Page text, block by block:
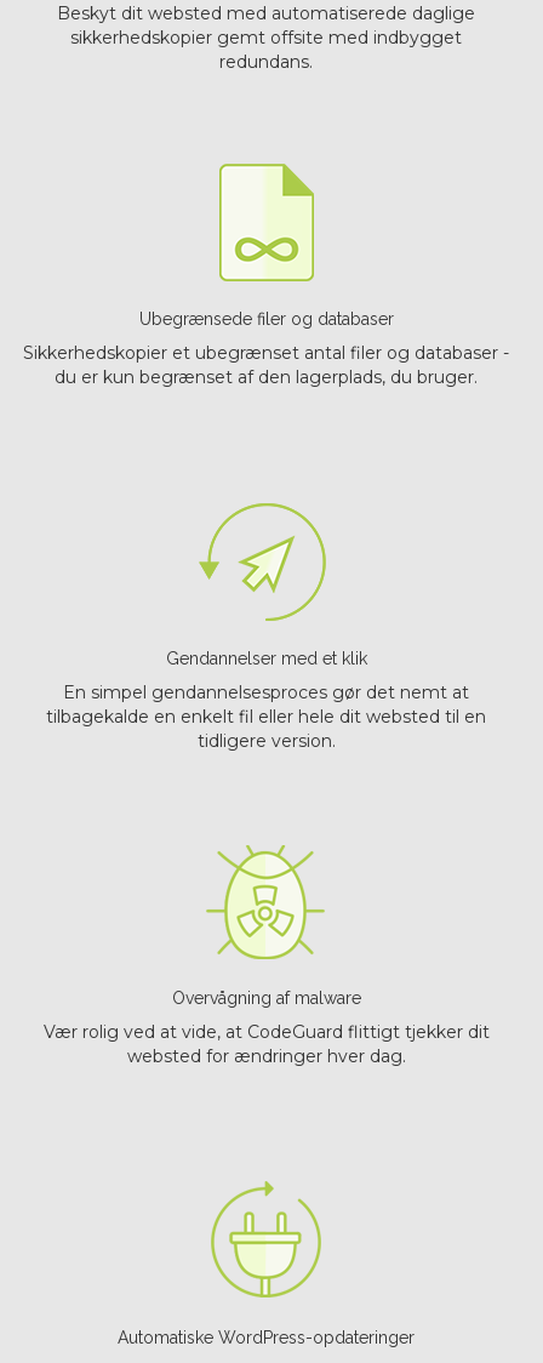
Beskyt dit websted med automatiserede daglige
sikkerhedskopier gemt offsite med indbygget
redundans.
Ubegrænsede filer og databaser
Sikkerhedskopier et ubegrænset antal filer og databaser -
du er kun begrænset af den lagerplads, du bruger.
Gendannelser med et klik
En simpel gendannelsesproces gør det nemt at
tilbagekalde en enkelt fil eller hele dit websted til en
tidligere version.
Overvågning af malware
Vær rolig ved at vide, at CodeGuard flittigt tjekker dit
websted for ændringer hver dag.
Automatiske WordPress-opdateringer